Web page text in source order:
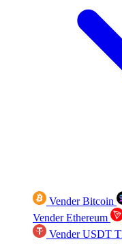
Vender Bitcoin
Vender Ethereum
Vender USDT